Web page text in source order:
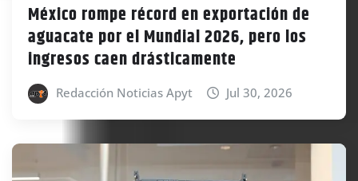
México rompe récord en exportación de
aguacate por el Mundial 2026, pero los
ingresos caen drásticamente
Redacción Noticias Apyt Jul 30, 2026